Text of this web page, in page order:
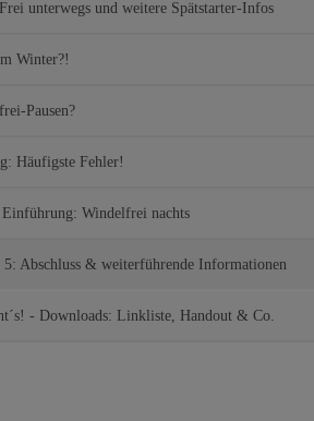
unterwegs und weitere Spätstarter-Infos
Winter?!
Pausen?
Häufigste Fehler!
Einführung: Windelfrei nachts
Abschluss & weiterführende Informationen
- Downloads: Linkliste, Handout & Co.